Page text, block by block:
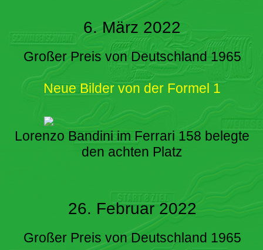
6. März 2022
Großer Preis von Deutschland 1965
Neue Bilder von der Formel 1
Lorenzo Bandini im Ferrari 158 belegte
den achten Platz
26. Februar 2022
Großer Preis von Deutschland 1965